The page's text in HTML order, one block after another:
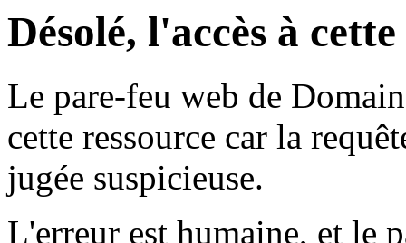
Désolé, l'accès à
Le pare-feu web de
cette ressource car la
jugée suspicieuse.
L'erreur est humaine, et le